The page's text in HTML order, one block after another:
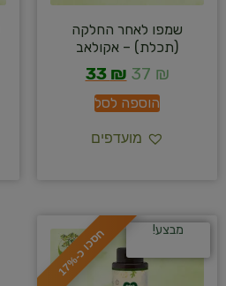
שמפו לאחר החלקה
(תכלת) – אקולאב
37 ₪
33 ₪
הוספה לסל
מועדפים
ח
ס
כ
ו
כ
-
1
7
% מבצע!